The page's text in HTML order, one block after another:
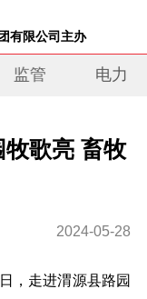
有限公司主办
监管 电力
牧歌亮 畜牧
2024-05-28
，走进渭源县路园